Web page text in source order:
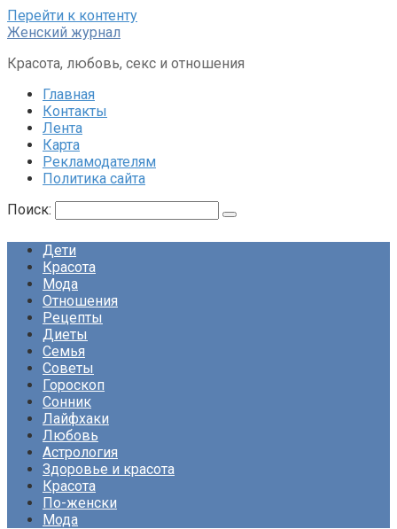
Перейти к контенту
Женский журнал
Красота, любовь, секс и отношения
Главная
Контакты
Лента
Карта
Рекламодателям
Политика сайта
Поиск:
Дети
Красота
Мода
Отношения
Рецепты
Диеты
Семья
Советы
Гороскоп
Сонник
Лайфхаки
Любовь
Астрология
Здоровье и красота
Красота
По-женски
Мода